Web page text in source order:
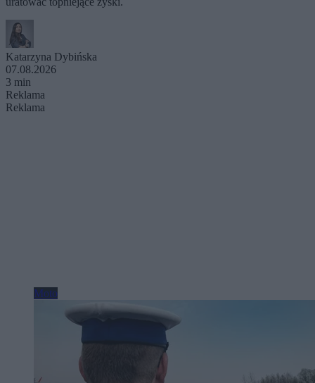
Katarzyna Dybińska
07.08.2026
3 min
Reklama
Reklama
Moto